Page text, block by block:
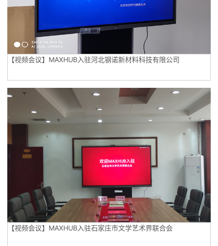
【视频会议】MAXHUB入驻河北钢诺新材料科技有限公司
【视频会议】MAXHUB入驻石家庄市文学艺术界联合会